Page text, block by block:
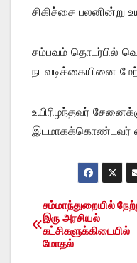
சிகிச்சை பலனின்று
சம்பவம் தொடர்பில்
நடவடிக்கையினை
உயிரிழந்தவர்
இடமாகக்கொண்டவர் என
Post
navigation
சம்மாந்துறையில்
இரு அரசியல்
கட்சிகளுக்கிடையில்
மோதல்